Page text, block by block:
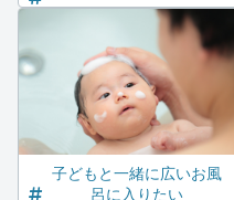
子どもと一緒に広いお風
呂に入りたい